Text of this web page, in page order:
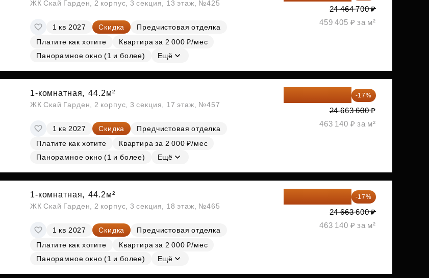
ЖК Скай Гарден, 2 корпус, 3 секция, 13 этаж, №425
1 кв 2027 Скидка
Предчистовая отделка
Платите как хотите
Квартира за 2 000 ₽/мес
Панорамное окно (1 и более)
Ещё
24 464 700 ₽
459 405 ₽ за м²
1-комнатная, 44.2м²
ЖК Скай Гарден, 2 корпус, 3 секция, 17 этаж, №457
1 кв 2027 Скидка
Предчистовая отделка
Платите как хотите
Квартира за 2 000 ₽/мес
Панорамное окно (1 и более)
Ещё
-17%
24 663 600 ₽
463 140 ₽ за м²
1-комнатная, 44.2м²
ЖК Скай Гарден, 2 корпус, 3 секция, 18 этаж, №465
1 кв 2027 Скидка
Предчистовая отделка
Платите как хотите
Квартира за 2 000 ₽/мес
Панорамное окно (1 и более)
Ещё
-17%
24 663 600 ₽
463 140 ₽ за м²